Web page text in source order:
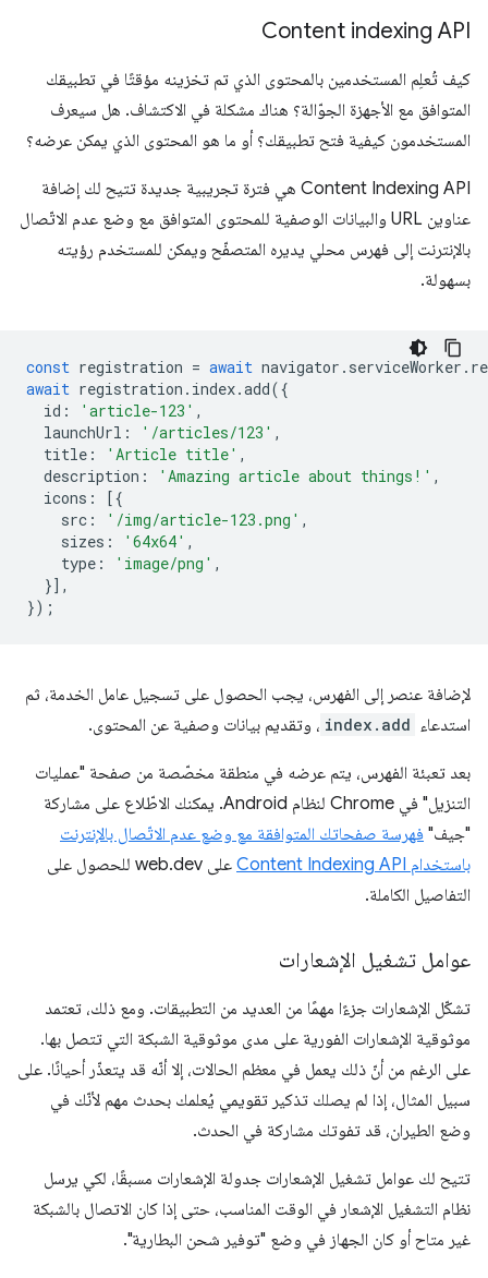
Content indexing API
كيف تُعلِم المستخدمين بالمحتوى الذي تم تخزينه مؤقتًا في تطبيقك
المتوافق مع الأجهزة الجوّالة؟ هناك مشكلة في الاكتشاف. هل سيعرف
المستخدمون كيفية فتح تطبيقك؟ أو ما هو المحتوى الذي يمكن عرضه؟
Content Indexing API هي فترة تجريبية جديدة تتيح لك إضافة
عناوين URL والبيانات الوصفية للمحتوى المتوافق مع وضع عدم الاتّصال
بالإنترنت إلى فهرس محلي يديره المتصفّح ويمكن للمستخدم رؤيته
بسهولة.
const registration = await navigator . serviceWorker .
await registration . index.add({
id : 'article-123' ,
launchUrl : '/articles/123' ,
title : 'Article title' ,
description : 'Amazing article about things!' ,
icons :
[{
src : '/img/article-123.png' ,
sizes : '64x64' ,
type : 'image/png' ,
}],
});
لإضافة عنصر إلى الفهرس، يجب الحصول على تسجيل عامل الخدمة، ثم
استدعاء index.add ، وتقديم بيانات وصفية عن المحتوى.
بعد تعبئة الفهرس، يتم عرضه في منطقة مخصّصة من صفحة "عمليات
التنزيل" في Chrome لنظام Android. يمكنك الاطّلاع على مشاركة
"جيف" فهرسة صفحاتك المتوافقة مع وضع عدم الاتّصال بالإنترنت
باستخدام Content Indexing API
على web.dev للحصول على
التفاصيل الكاملة.
عوامل تشغيل الإشعارات
تشكّل الإشعارات جزءًا مهمًا من العديد من التطبيقات. ومع ذلك، تعتمد
موثوقية الإشعارات الفورية على مدى موثوقية الشبكة التي تتصل بها.
على الرغم من أنّ ذلك يعمل في معظم الحالات، إلا أنّه قد يتعذّر أحيانًا. على
سبيل المثال، إذا لم يصلك تذكير تقويمي يُعلمك بحدث مهم لأنّك في
وضع الطيران، قد تفوتك مشاركة في الحدث.
تتيح لك عوامل تشغيل الإشعارات جدولة الإشعارات مسبقًا، لكي يرسل
نظام التشغيل الإشعار في الوقت المناسب، حتى إذا كان الاتصال بالشبكة
غير متاح أو كان الجهاز في وضع "توفير شحن البطارية".